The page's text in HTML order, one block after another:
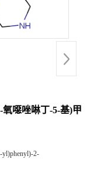
氧噁唑啉丁-5-基)甲
yl)phenyl)-2-